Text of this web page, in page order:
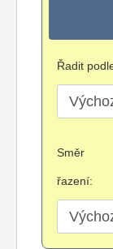
Řadit
Směr
řazení: